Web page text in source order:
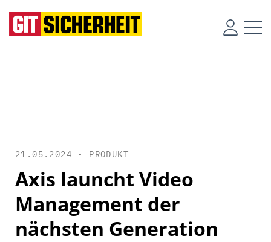
21.05.2024 • PRODUKT
Axis launcht Video
Management der
nächsten Generation